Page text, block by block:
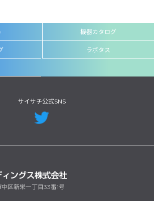
機器カタログ
ラボタス
サイサチ公式SNS
区新栄一丁目33番1号